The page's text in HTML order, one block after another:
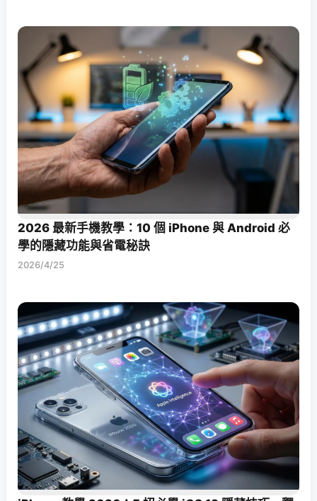
2026 最新手機教學：10 個 iPhone 與 Android 必
學的隱藏功能與省電秘訣
2026/4/25